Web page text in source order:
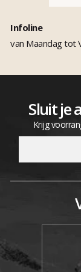
Infoline
van Maandag tot
Sluit je
Krijg